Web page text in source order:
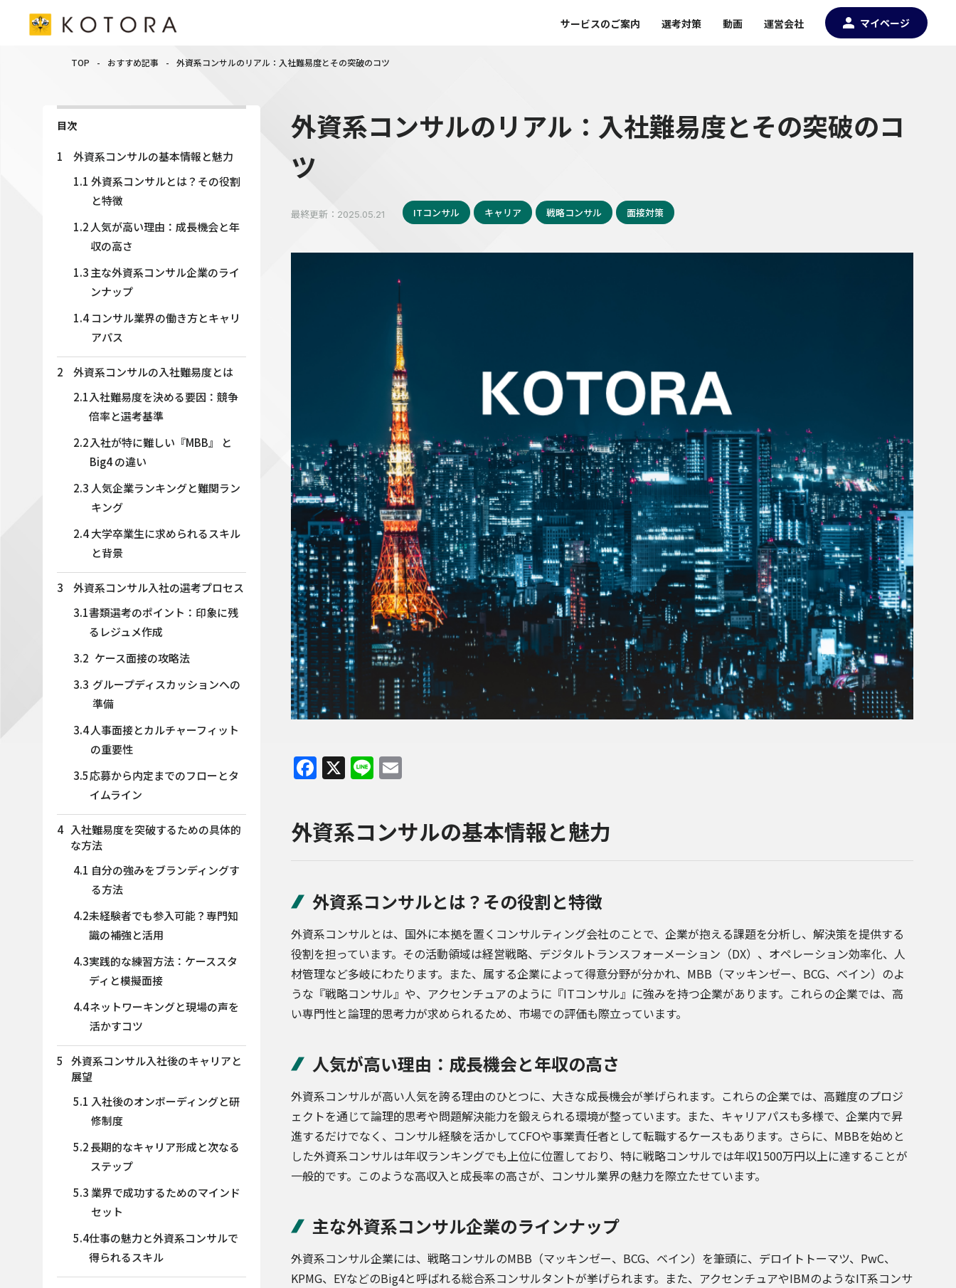
サービスのご案内 選考対策 動画 運営会社 マイページ
TOP - おすすめ記事 - 外資系コンサルのリアル：入社難易度とその突破のコツ
目次
1
外資系コンサルの基本情報と魅力
1.1 外資系コンサルとは？その役割
と特徴
1.2 人気が高い理由：成長機会と年
収の高さ
1.3主な外資系コンサル企業のライ
ンナップ
1.4 コンサル業界の働き方とキャリ
アパス
2
外資系コンサルの入社難易度とは
2.1入社難易度を決める要因：競争
倍率と選考基準
2.2入社が特に難しい『MBB』 と
Big4 の違い
2.3 人気企業ランキングと難関ラン
キング
2.4 大学卒業生に求められるスキル
と背景
3
外資系コンサル入社の選考プロセス
3.1書類選考のポイント：印象に残
るレジュメ作成
3.2 ケース面接の攻略法
3.3 グループディスカッションへの
準備
3.4 人事面接とカルチャーフィット
の重要性
3.5応募から内定までのフローとタ
イムライン
4 入社難易度を突破するための具体的
な方法
4.1 自分の強みをブランディングす
る方法
4.2未経験者でも参入可能？専門知
識の補強と活用
4.3実践的な練習方法：ケーススタ
ディと模擬面接
4.4ネットワーキングと現場の声を
活かすコツ
5
外資系コンサル入社後のキャリアと
展望
5.1 入社後のオンボーディングと研
修制度
5.2長期的なキャリア形成と次なる
ステップ
5.3 業界で成功するためのマインド
セット
5.4仕事の魅力と外資系コンサルで
得られるスキル
外資系コンサルのリアル：入社難易度とその突破のコ
ツ
最終更新： 2025.05.21 ITコンサル キャリア 戦略コンサル 面接対策
Facebook
X LineEmail
外資系コンサルの基本情報と魅力
外資系コンサルとは？その役割と特徴
外資系コンサルとは、国外に本拠を置くコンサルティング会社のことで、企業が抱える課題を分析し、解決策を提供する
役割を担っています。その活動領域は経営戦略、デジタルトランスフォーメーション（DX）、オペレーション効率化、人
材管理など多岐にわたります。また、属する企業によって得意分野が分かれ、MBB（マッキンゼー、BCG、ベイン）のよ
うな『戦略コンサル』や、アクセンチュアのように『ITコンサル』に強みを持つ企業があります。これらの企業では、高
い専門性と論理的思考力が求められるため、市場での評価も際立っています。
人気が高い理由：成長機会と年収の高さ
外資系コンサルが高い人気を誇る理由のひとつに、大きな成長機会が挙げられます。これらの企業では、高難度のプロジ
ェクトを通じて論理的思考や問題解決能力を鍛えられる環境が整っています。また、キャリアパスも多様で、企業内で昇
進するだけでなく、コンサル経験を活かしてCFOや事業責任者として転職するケースもあります。さらに、MBBを始めと
した外資系コンサルは年収ランキングでも上位に位置しており、特に戦略コンサルでは年収1500万円以上に達することが
一般的です。このような高収入と成長率の高さが、コンサル業界の魅力を際立たせています。
主な外資系コンサル企業のラインナップ
外資系コンサル企業には、戦略コンサルのMBB（マッキンゼー、BCG、ベイン）を筆頭に、デロイトトーマツ、PwC、
KPMG、EYなどのBig4と呼ばれる総合系コンサルタントが挙げられます。また、アクセンチュアやIBMのようなIT系コンサ